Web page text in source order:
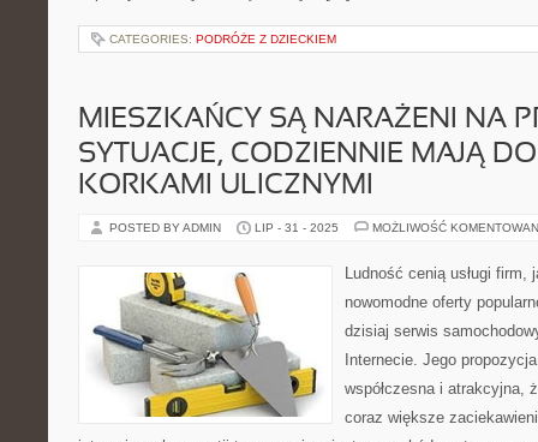
CATEGORIES: PODRÓŻE Z DZIECKIEM
MIESZKAŃCY SĄ NARAŻENI NA
SYTUACJE, CODZIENNIE MAJĄ
KORKAMI ULICZNYMI
POSTED BY ADMIN LIP - 31 - 2025 MOŻLIWOŚĆ
Ludność cenią usługi firm,
nowomodne oferty
dzisiaj serwis
Internecie. Jego
współczesna i atrakcyjna,
coraz większe